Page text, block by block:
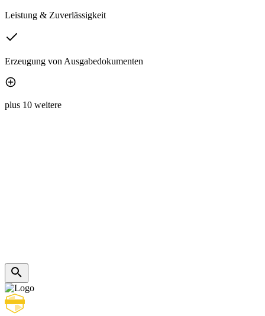
Leistung & Zuverlässigkeit
Erzeugung von Ausgabedokumenten
plus 10 weitere